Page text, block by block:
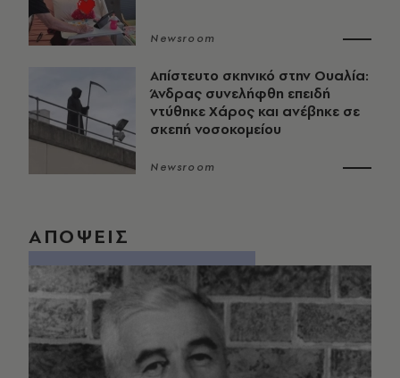
Newsroom
Απίστευτο σκηνικό στην Ουαλία:
Άνδρας συνελήφθη επειδή
ντύθηκε Χάρος και ανέβηκε σε
σκεπή νοσοκομείου
Newsroom
ΑΠΟΨΕΙΣ